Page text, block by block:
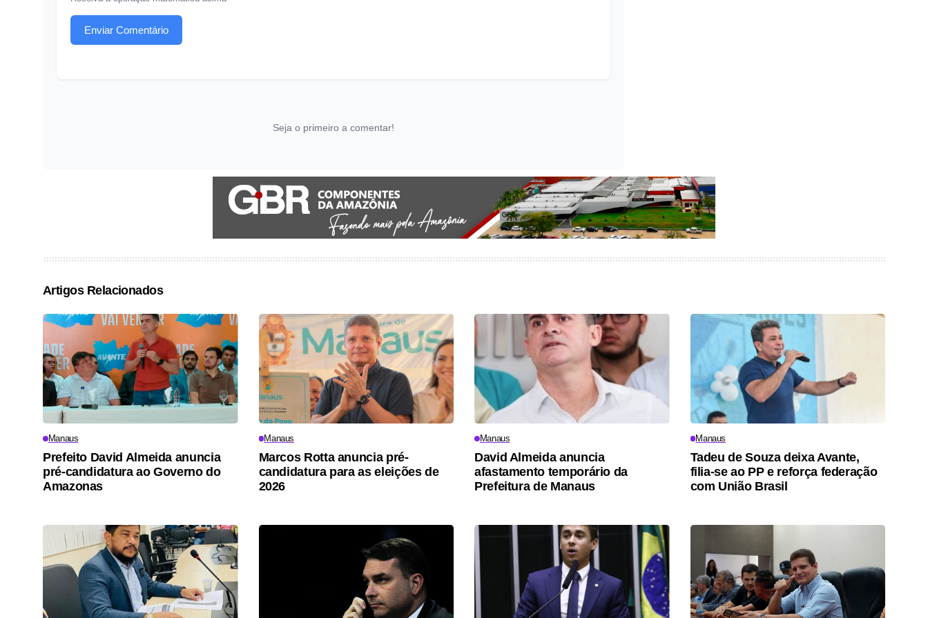
Enviar Comentário
Seja o primeiro a comentar!
Artigos Relacionados
Manaus
Prefeito David Almeida anuncia
pré-candidatura ao Governo do
Amazonas
Manaus
Marcos Rotta anuncia pré-
candidatura para as eleições de
2026
Manaus
David Almeida anuncia
afastamento temporário da
Prefeitura de Manaus
Manaus
Tadeu de Souza deixa Avante,
filia-se ao PP e reforça federação
com União Brasil